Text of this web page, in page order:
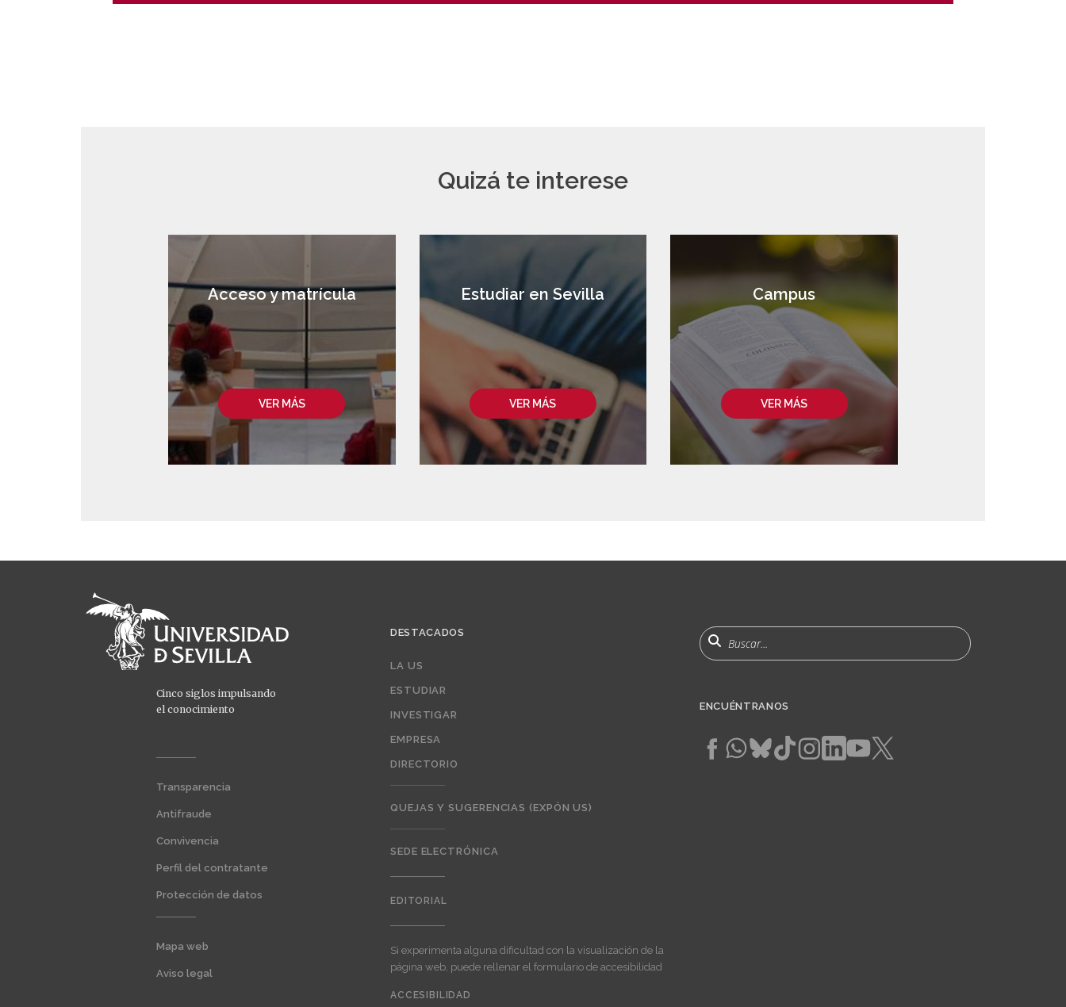
Quizá te interese
VER MÁS
Acceso y matrícula
VER MÁS
Estudiar en Sevilla
VER MÁS
Campus
Cinco siglos impulsando
el conocimiento
Transparencia
Antifraude
Convivencia
Perfil del contratante
Protección de datos
Mapa web
Aviso legal
DESTACADOS
LA US
ESTUDIAR
INVESTIGAR
EMPRESA
DIRECTORIO
QUEJAS Y SUGERENCIAS (EXPÓN US)
SEDE ELECTRÓNICA
EDITORIAL
Si experimenta alguna dificultad con la visualización de la
página web, puede rellenar el formulario de accesibilidad
ACCESIBILIDAD
Buscar
ENCUÉNTRANOS